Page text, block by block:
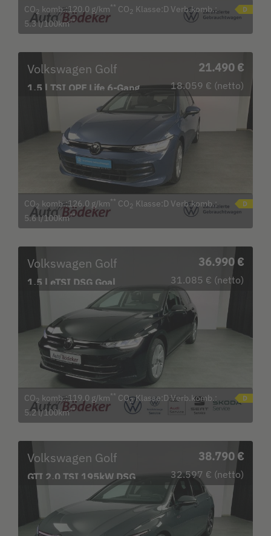
CO2 komb.:120.0 g/km** CO2 Klasse:D Verb.komb.:
5.3 l/100km**
Volkswagen Golf
1.5 l TSI OPF Life 6-Gang
Bluetooth LED
21.490 €
18.059 € (netto)
CO2 komb.:126.0 g/km** CO2 Klasse:D Verb.komb.:
5.6 l/100km**
Volkswagen Golf
1.5 l eTSI DSG Goal
Bluetooth LED Klima
36.990 €
31.085 € (netto)
CO2 komb.:119.0 g/km** CO2Klasse:D Verb.komb.:
5.2 l/100km**
Volkswagen Golf
GTI 2.0 TSI 195kW DSG
Garantie b. 17.3.30 /
38.790 €
32.597 € (netto)